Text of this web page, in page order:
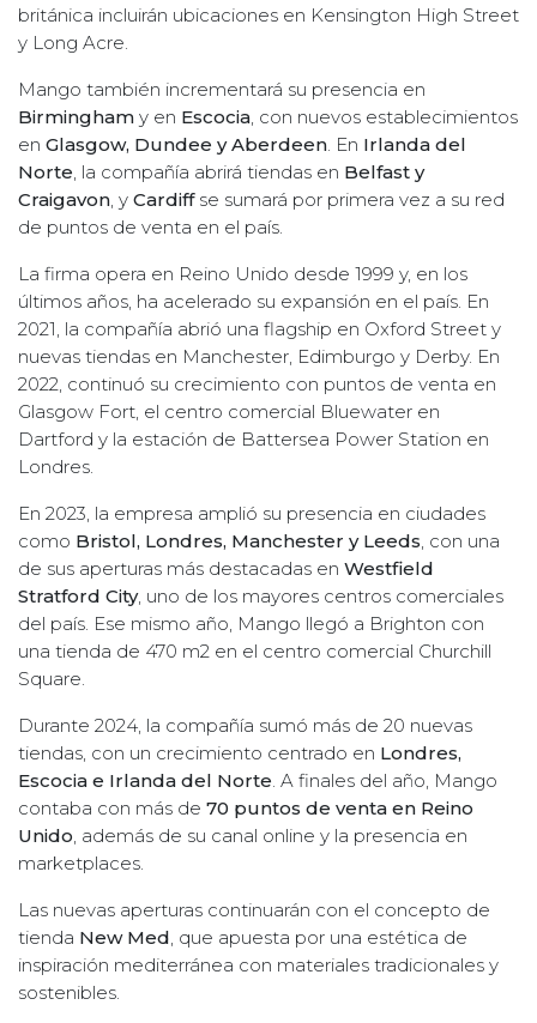
británica incluirán ubicaciones en Kensington High Street
y Long Acre.
Mango también incrementará su presencia en
Birmingham y en Escocia , con nuevos establecimientos
en Glasgow, Dundee y Aberdeen . En Irlanda del
Norte , la compañía abrirá tiendas en Belfast y
Craigavon , y Cardiffse sumará por primera vez a su red
de puntos de venta en el país.
La firma opera en Reino Unido desde 1999 y, en los
últimos años, ha acelerado su expansión en el país. En
2021, la compañía abrió una flagship en Oxford Street y
nuevas tiendas en Manchester, Edimburgo y Derby. En
2022, continuó su crecimiento con puntos de venta en
Glasgow Fort, el centro comercial Bluewater en
Dartford y la estación de Battersea Power Station en
Londres.
En 2023, la empresa amplió su presencia en ciudades
como Bristol, Londres, Manchester y Leeds , con una
de sus aperturas más destacadas en Westfield
Stratford City, uno de los mayores centros comerciales
del país. Ese mismo año, Mango llegó a Brighton con
una tienda de 470 m2 en el centro comercial Churchill
Square.
Durante 2024, la compañía sumó más de 20 nuevas
tiendas, con un crecimiento centrado en Londres,
Escocia e Irlanda del Norte . A finales del año, Mango
contaba con más de 70 puntos de venta en Reino
Unido , además de su canal online y la presencia en
marketplaces.
Las nuevas aperturas continuarán con el concepto de
tienda New Med , que apuesta por una estética de
inspiración mediterránea con materiales tradicionales y
sostenibles.